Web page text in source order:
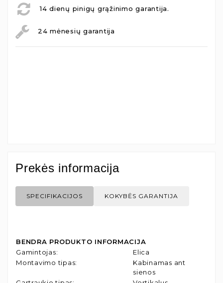
14 dienų pinigų grąžinimo garantija.
24 mėnesių garantija
Prekės informacija
SPECIFIKACIJOS KOKYBĖS GARANTIJA
BENDRA PRODUKTO INFORMACIJA
Gamintojas:
Elica
Montavimo tipas:
Kabinamas ant
sienos